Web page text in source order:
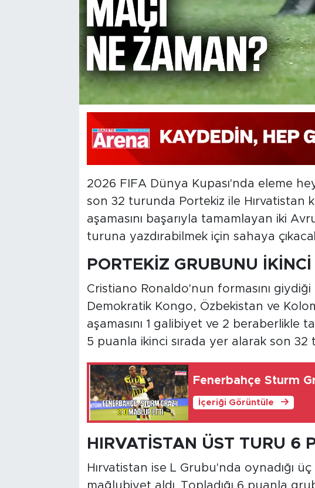
2026 FIFA Dünya Kupası'nda eleme
son 32 turunda Portekiz ile Hırvatistan
aşamasını başarıyla tamamlayan iki
turuna yazdırabilmek için sahaya
PORTEKİZ GRUBUNU
Cristiano Ronaldo'nun formasını
Demokratik Kongo, Özbekistan ve
aşamasını 1 galibiyet ve 2 beraberlikle
5 puanla ikinci sırada yer alarak son 32
Fenerbahçe Sturm
İçeriği Görüntüle
HIRVATİSTAN ÜST TURU 6
Hırvatistan ise L Grubu'nda oynadığı
mağlubiyet aldı. Topladığı 6 puanla